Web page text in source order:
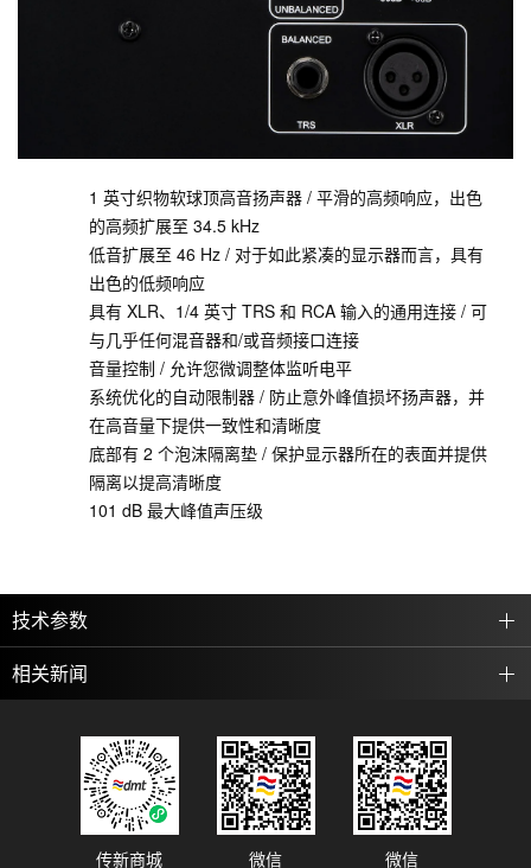
1 英寸织物软球顶高音扬声器 / 平滑的高频响应，出色
的高频扩展至 34.5 kHz
低音扩展至 46 Hz / 对于如此紧凑的显示器而言，具有
出色的低频响应
具有 XLR、1/4 英寸 TRS 和 RCA 输入的通用连接 / 可
与几乎任何混音器和/或音频接口连接
音量控制 / 允许您微调整体监听电平
系统优化的自动限制器 / 防止意外峰值损坏扬声器，并
在高音量下提供一致性和清晰度
底部有 2 个泡沫隔离垫 / 保护显示器所在的表面并提供
隔离以提高清晰度
101 dB 最大峰值声压级
技术参数
相关新闻
传新商城 微信 微信